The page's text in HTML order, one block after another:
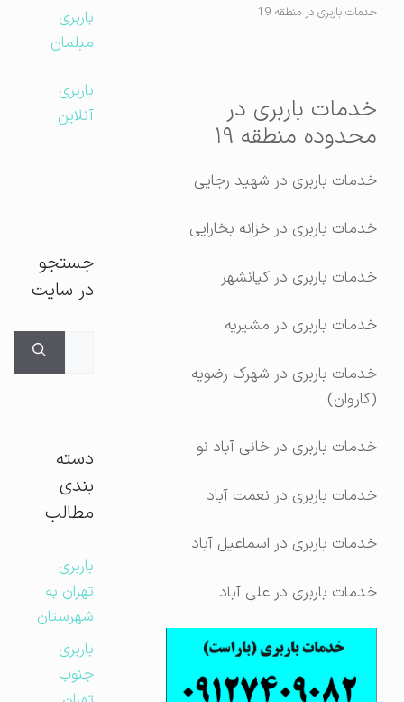
خدمات باربری در منطقه 19
خدمات باربری در
محدوده منطقه ۱۹
خدمات باربری در شهید رجایی
خدمات باربری در خزانه بخارایی
خدمات باربری در کیانشهر
خدمات باربری در مشیریه
خدمات باربری در شهرک رضویه
(کاروان)
خدمات باربری در خانی آباد نو
خدمات باربری در نعمت آباد
خدمات باربری در اسماعیل آباد
خدمات باربری در علی آباد
باربری
مبلمان
باربری
آنلاین
جستجو
در سایت
دسته
بندی
مطالب
باربری
تهران به
شهرستان
باربری
جنوب